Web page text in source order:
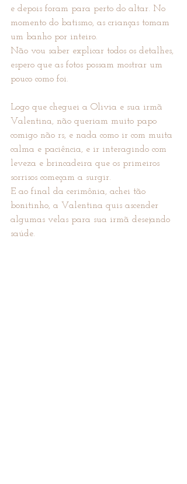
e depois foram para perto do altar. No
momento do batismo, as crianças tomam
um banho por inteiro.
Não vou saber explicar todos os detalhes,
espero que as fotos possam mostrar um
pouco como foi.
Logo que cheguei a Olivia e sua irmã
Valentina, não queriam muito papo
comigo não rs, e nada como ir com muita
calma e paciência, e ir interagindo com
leveza e brincadeira que os primeiros
sorrisos começam a surgir.
E ao final da cerimônia, achei tão
bonitinho, a Valentina quis ascender
algumas velas para sua irmã desejando
saúde.